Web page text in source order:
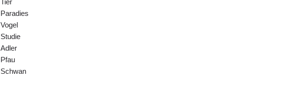
Tier
Paradies
Vogel
Studie
Adler
Pfau
Schwan